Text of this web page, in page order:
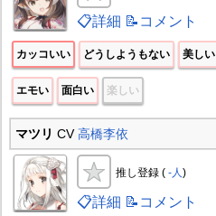
📋詳細 📝コメント
カッコいい どうしようもない 美しい
エモい 面白い 楽しい
マツリ CV高橋李依
推し登録 ( -人 )
📋詳細 📝コメント